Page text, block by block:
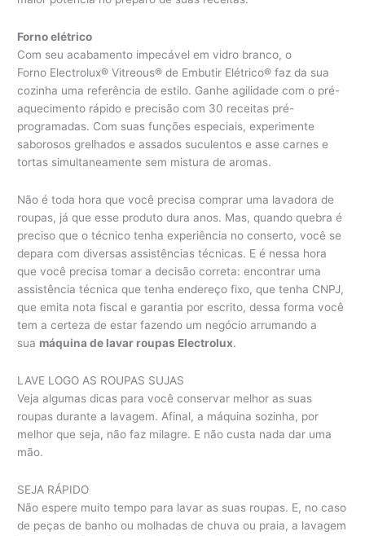
Forno elétrico
Com seu acabamento impecável em vidro branco, o
Forno Electrolux® Vitreous® de Embutir Elétrico® faz da sua
cozinha uma referência de estilo. Ganhe agilidade com o pré-
aquecimento rápido e precisão com 30 receitas pré-
programadas. Com suas funções especiais, experimente
saborosos grelhados e assados suculentos e asse carnes e
tortas simultaneamente sem mistura de aromas.
Não é toda hora que você precisa comprar uma lavadora de
roupas, já que esse produto dura anos. Mas, quando quebra é
preciso que o técnico tenha experiência no conserto, você se
depara com diversas assistências técnicas. E é nessa hora
que você precisa tomar a decisão correta: encontrar uma
assistência técnica que tenha endereço fixo, que tenha CNPJ,
que emita nota fiscal e garantia por escrito, dessa forma você
tem a certeza de estar fazendo um negócio arrumando a
sua máquina de lavar roupas Electrolux.
LAVE LOGO AS ROUPAS SUJAS
Veja algumas dicas para você conservar melhor as suas
roupas durante a lavagem. Afinal, a máquina sozinha, por
melhor que seja, não faz milagre. E não custa nada dar uma
mão.
SEJA RÁPIDO
Não espere muito tempo para lavar as suas roupas. E, no caso
de peças de banho ou molhadas de chuva ou praia, a lavagem